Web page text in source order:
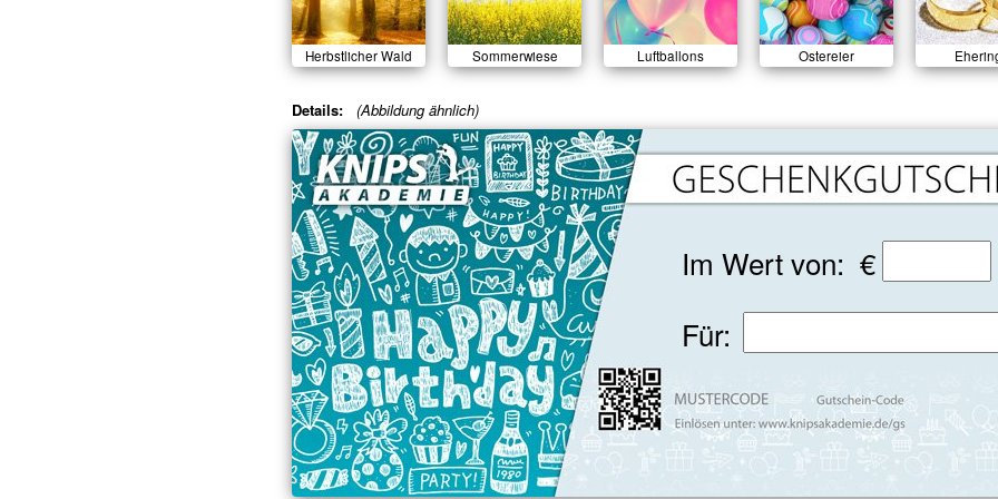
Herbstlicher Wald Sommerwiese Luftballons Ostereier
Details: (Abbildung ähnlich)
Im Wert von: €
Für: